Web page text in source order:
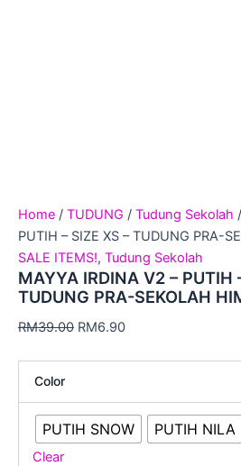
Home / TUDUNG / Tudung Sekolah
PUTIH – SIZE XS – TUDUNG PRA-
SALE ITEMS!, Tudung Sekolah
MAYYA IRDINA V2 – PUTIH
TUDUNG PRA-SEKOLAH
RM39.00 RM6.90
Color
PUTIH SNOW PUTIH NILA
Clear